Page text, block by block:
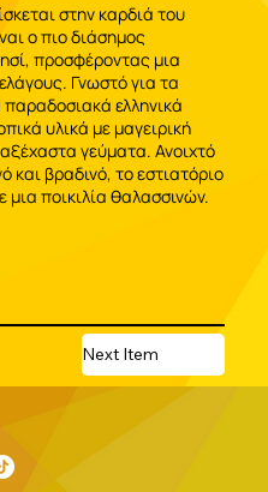
στην καρδιά του
ο πιο διάσημος
προσφέροντας μια
Γνωστό για τα
ελληνικά
υλικά με μαγειρική
γεύματα. Ανοιχτό
και βραδινό, το εστιατόριο
ποικιλία θαλασσινών.
Next Item